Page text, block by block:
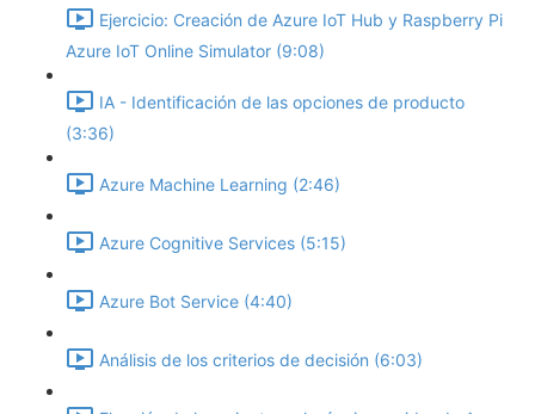
Ejercicio: Creación de Azure IoT Hub y Raspberry Pi
Azure IoT Online Simulator (9:08)
IA - Identificación de las opciones de producto
(3:36)
Azure Machine Learning (2:46)
Azure Cognitive Services (5:15)
Azure Bot Service (4:40)
Análisis de los criterios de decisión (6:03)